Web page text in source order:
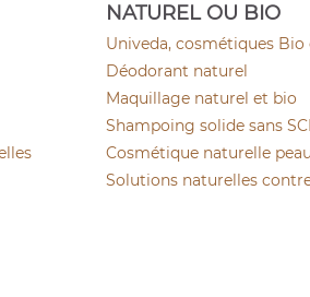
NATUREL OU BIO
Univeda, cosmétiques
Déodorant naturel
Maquillage naturel et bio
Shampoing solide sans SCI
Cosmétique naturelle
Solutions naturelles